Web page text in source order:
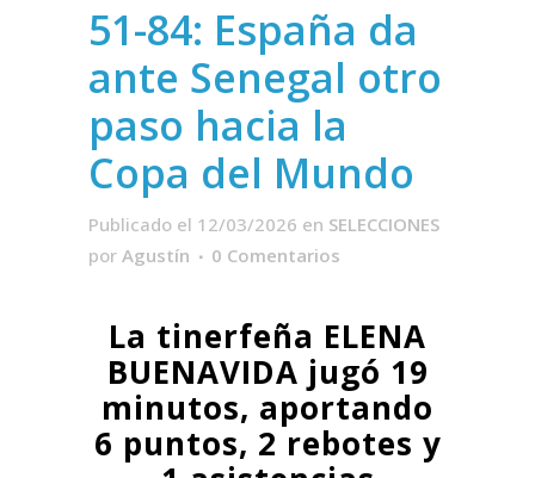
51-84: España da
ante Senegal otro
paso hacia la
Copa del Mundo
Publicado el 12/03/2026 en SELECCIONES
por Agustín 0 Comentarios
La tinerfeña ELENA
BUENAVIDA jugó 19
minutos, aportando
6 puntos, 2 rebotes y